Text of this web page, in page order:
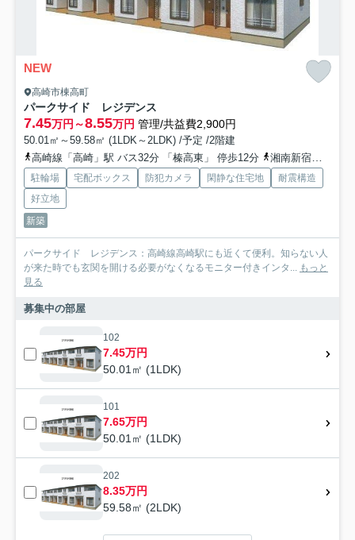
NEW
高崎市棟高町
パークサイド レジデンス
7.45万円～8.55万円 管理/共益費2,900円
50.01㎡～59.58㎡ (1LDK～2LDK) /予定 /2階建
高崎線「高崎」駅 バス32分 「榛高東」 停歩12分
湘南新宿ライン高海「井野」駅 徒歩48分
駐輪場 宅配ボックス 防犯カメラ 閑静な住宅地
耐震構造
好立地
新築
パークサイド レジデンス：高崎線高崎駅にも近くて便利。知らない人
が来た時でも玄関を開ける必要がなくなるモニター付きインタ... もっと
見る
募集中の部屋
102
7.45万円
50.01㎡ (1LDK)
101
7.65万円
50.01㎡ (1LDK)
202
8.35万円
59.58㎡ (2LDK)